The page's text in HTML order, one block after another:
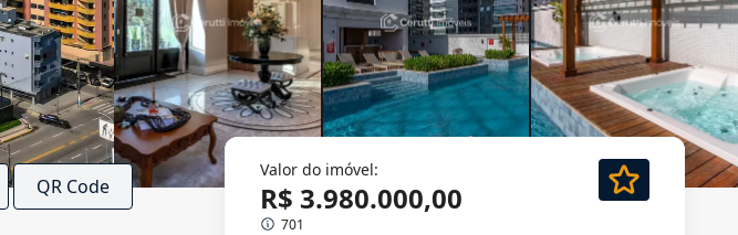
QR Code
Valor do imóvel:
R$ 3.980.000,00
701